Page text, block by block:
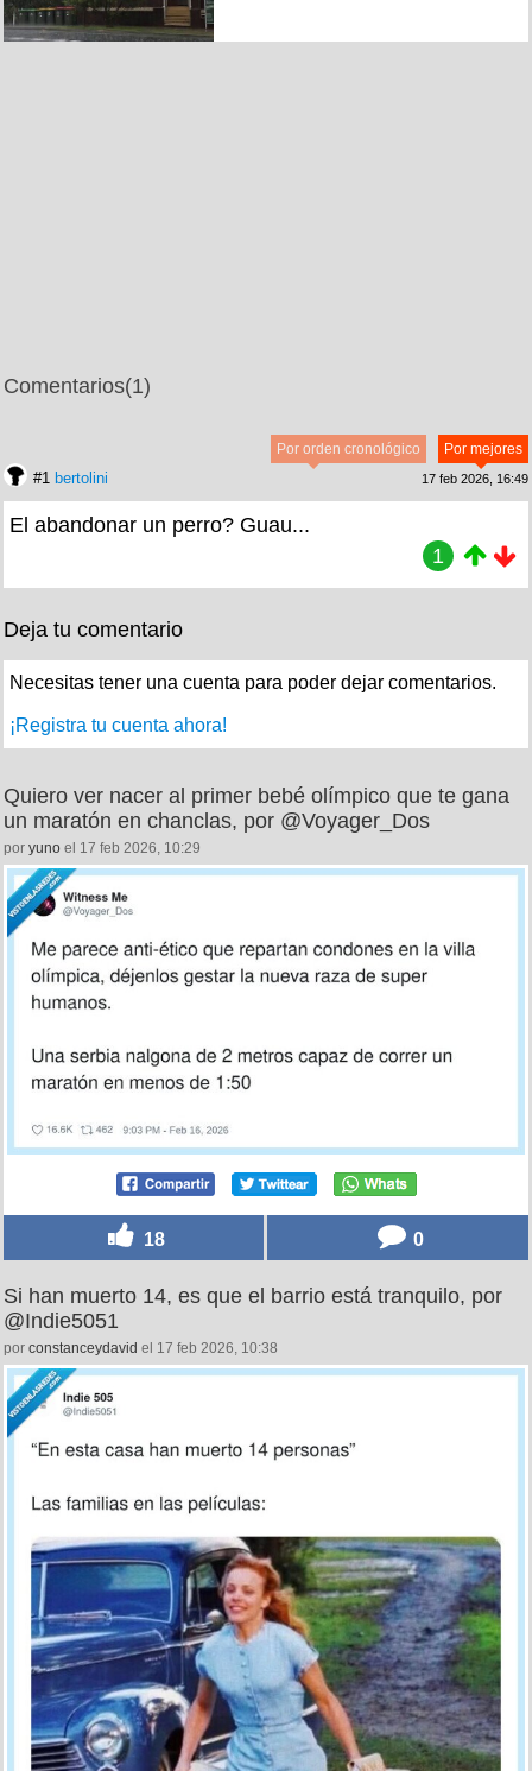
Comentarios(1)
Por mejores
Por orden cronológico
#1 bertolini 17 feb 2026, 16:49
El abandonar un perro? Guau...
1
Deja tu comentario
Necesitas tener una cuenta para poder dejar comentarios.
¡Registra tu cuenta ahora!
Quiero ver nacer al primer bebé olímpico que te gana
un maratón en chanclas, por @Voyager_Dos
por yuno el 17 feb 2026, 10:29
18 0
Si han muerto 14, es que el barrio está tranquilo, por
@Indie5051
por constanceydavid el 17 feb 2026, 10:38